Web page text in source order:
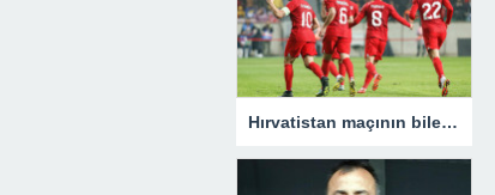
Hırvatistan maçının biletleri satışa çıktı